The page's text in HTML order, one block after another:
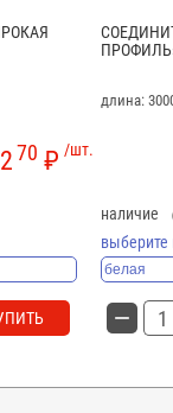
/шт.
70 ₽
длина:
наличие
выберите